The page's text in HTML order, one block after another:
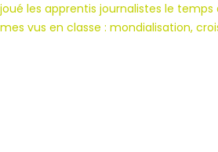
le
les apprentis journalistes le temps
vus en classe : mondialisation,